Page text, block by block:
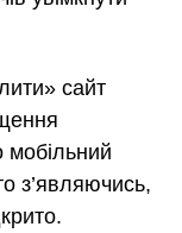
сайт
мобільний
з’являючись,